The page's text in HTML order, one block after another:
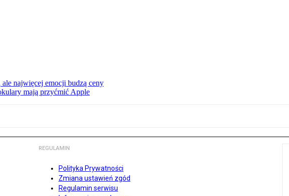
ale najwięcej emocji budzą ceny
mają przyćmić Apple
REGULAMIN
Polityka Prywatności
Zmiana ustawień zgód
Regulamin serwisu